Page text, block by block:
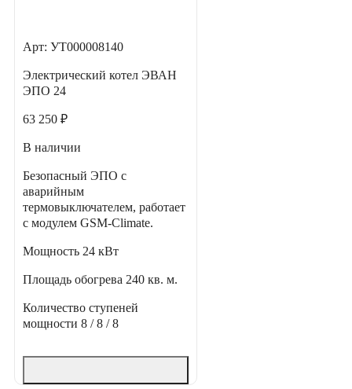
Арт: УТ000008140
Электрический котел ЭВАН
ЭПО 24
63 250 ₽
В наличии
Безопасный ЭПО с
аварийным
термовыключателем, работает
с модулем GSM-Climate.
Мощность 24 кВт
Площадь обогрева 240 кв. м.
Количество ступеней
мощности 8 / 8 / 8